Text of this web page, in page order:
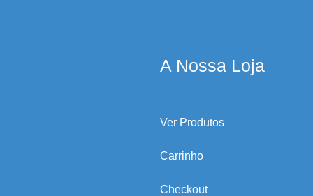
A Nossa Loja
Ver Produtos
Carrinho
Checkout